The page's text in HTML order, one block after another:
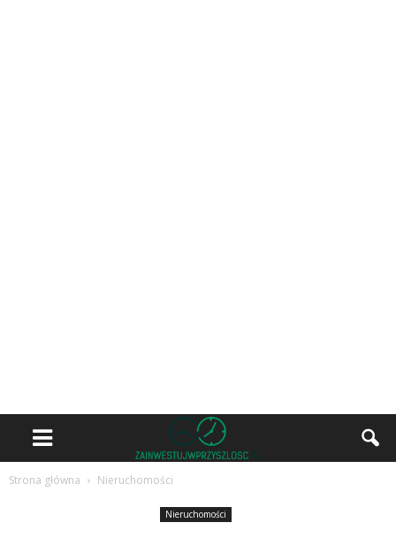
Strona główna Nieruchomości
Nieruchomości